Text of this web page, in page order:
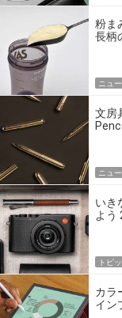
粉ま
長柄
ニュ
文房
ニュ
いき
よう
トピ
カラ
イン